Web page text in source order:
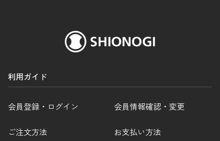
利用ガイド
会員登録・ログイン 会員情報確認・変更
ご注文方法 お支払い方法